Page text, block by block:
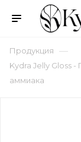
Продукция —
Kydra Jelly Gloss
аммиака